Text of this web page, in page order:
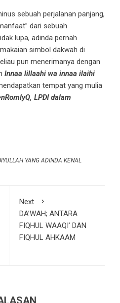
sebuah perjalanan panjang,
dari sebuah
lupa, adinda pernah
simbol dakwah di
pun menerimanya dengan
Innaa lillaahi wa innaa ilaihi
tempat yang mulia
LPDI dalam
YANG ADINDA KENAL
Next
DA’WAH; ANTARA
FIQHUL WAAQI’ DAN
FIQHUL AHKAAM